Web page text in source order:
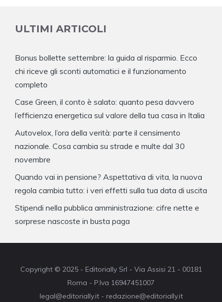
ULTIMI ARTICOLI
Bonus bollette settembre: la guida al risparmio. Ecco
chi riceve gli sconti automatici e il funzionamento
completo
Case Green, il conto è salato: quanto pesa davvero
l’efficienza energetica sul valore della tua casa in Italia
Autovelox, l’ora della verità: parte il censimento
nazionale. Cosa cambia su strade e multe dal 30
novembre
Quando vai in pensione? Aspettativa di vita, la nuova
regola cambia tutto: i veri effetti sulla tua data di uscita
Stipendi nella pubblica amministrazione: cifre nette e
sorprese nascoste in busta paga
Copyright © 2025 - Editorially Srl - Via Assisi 21 - 00181
Roma - P.Iva 16947451007
legal@editorially.it - redazione@editorially.it